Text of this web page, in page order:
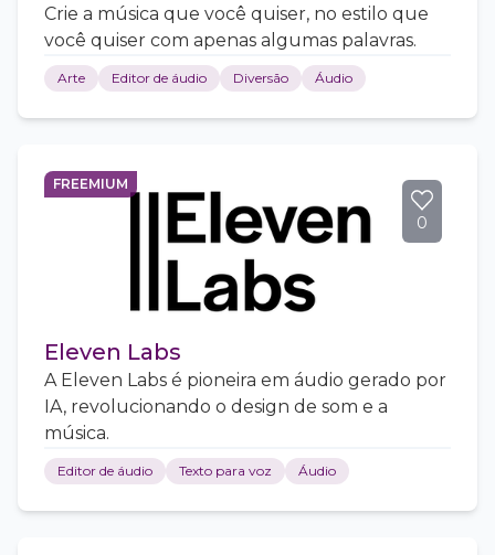
Crie a música que você quiser, no estilo que
você quiser com apenas algumas palavras.
Arte Editor de áudio Diversão Áudio
FREEMIUM
0
Eleven Labs
A Eleven Labs é pioneira em áudio gerado por
IA, revolucionando o design de som e a
música.
Editor de áudio Texto para voz Áudio